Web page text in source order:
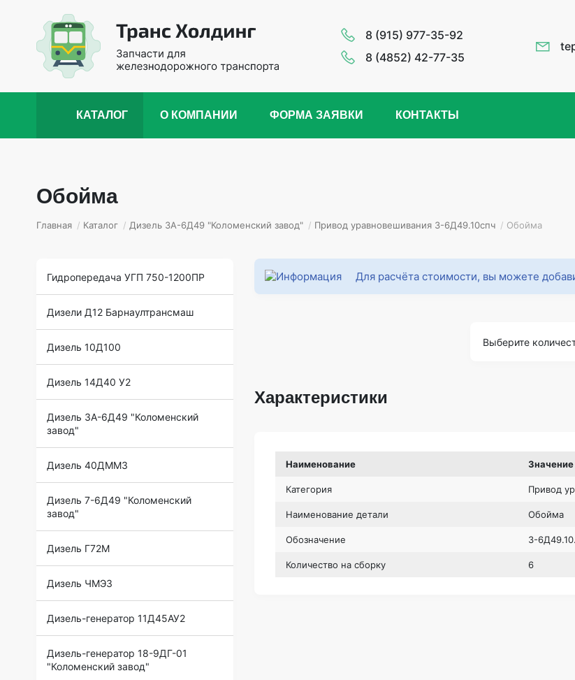
8 (915) 977-35-92
8 (4852) 42-77-35
КАТАЛОГ О КОМПАНИИ ФОРМА ЗАЯВКИ КОНТАКТЫ
Обойма
Главная / Каталог / Дизель 3А-6Д49 "Коломенский завод" / Привод уравновешивания 3-6Д49.10спч / Обойма
Гидропередача УГП 750-1200ПР
Дизели Д12 Барнаултрансмаш
Дизель 10Д100
Дизель 14Д40 У2
Дизель 3А-6Д49 "Коломенский
завод"
Дизель 40ДММЗ
Дизель 7-6Д49 "Коломенский
завод"
Дизель Г72М
Дизель ЧМЭ3
Дизель-генератор 11Д45АУ2
Дизель-генератор 18-9ДГ-01
"Коломенский завод"
Для расчёта стоимости, вы можете
Выберите
Характеристики
Наименование Значение
Категория Привод
Наименование детали Обойма
Обозначение 3-
Количество на сборку 6